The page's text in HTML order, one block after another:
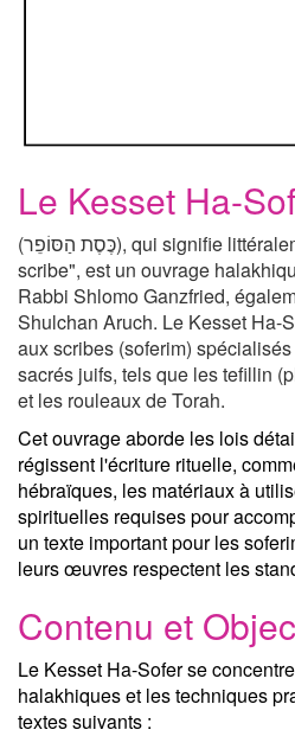
Le Kesset Ha-
(כֶּסֶת הַסּוֹפֵר), qui signifie littéralement "le coussin du
scribe", est un ouvrage
Rabbi Shlomo Ganzfried,
Shulchan Aruch. Le Kesset Ha-
aux scribes (soferim)
sacrés juifs, tels que les tefillin
et les rouleaux de Torah.
Cet ouvrage aborde les lois
régissent l'écriture rituelle,
hébraïques, les matériaux à
spirituelles requises pour
un texte important pour les
leurs œuvres respectent les
Contenu et
Le Kesset Ha-Sofer se
halakhiques et les techniques
textes suivants :